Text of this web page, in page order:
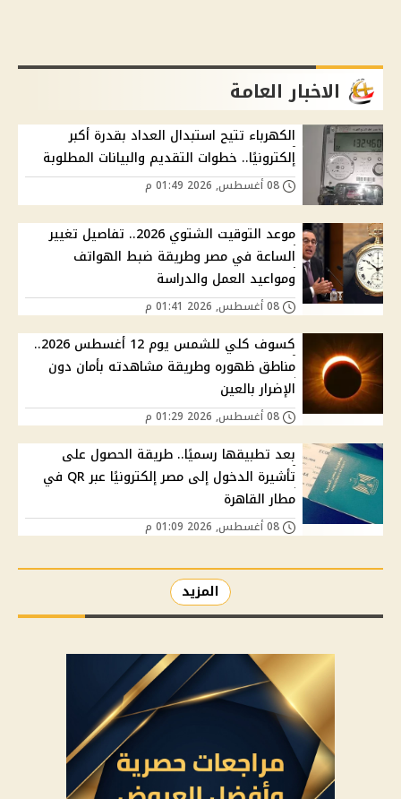
الاخبار العامة
الكهرباء تتيح استبدال العداد بقدرة أكبر
إلكترونيًا.. خطوات التقديم والبيانات المطلوبة
موعد التوقيت الشتوي 2026.. تفاصيل تغيير
الساعة في مصر وطريقة ضبط الهواتف
ومواعيد العمل والدراسة
كسوف كلي للشمس يوم 12 أغسطس 2026..
مناطق ظهوره وطريقة مشاهدته بأمان دون
الإضرار بالعين
بعد تطبيقها رسميًا.. طريقة الحصول على
تأشيرة الدخول إلى مصر إلكترونيًا عبر QR في
مطار القاهرة
المزيد